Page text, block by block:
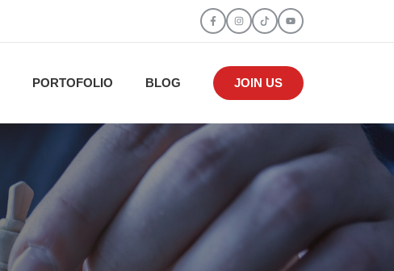
PORTOFOLIO BLOG JOIN US